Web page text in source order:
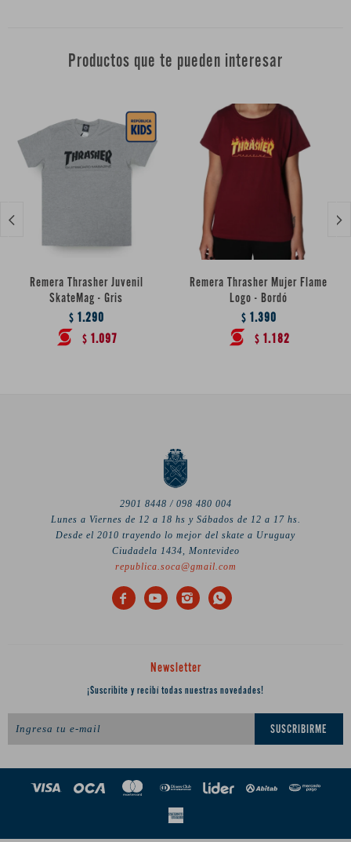
Productos que te pueden interesar
Remera Thrasher Juvenil
SkateMag - Gris
$ 1.290
$ 1.097
Remera Thrasher Mujer Flame
Logo - Bordó
$ 1.390
$ 1.182
 
2901 8448 / 098 480 004
Lunes a Viernes de 12 a 18 hs y Sábados de 12 a 17 hs.
Desde el 2010 trayendo lo mejor del skate a Uruguay
Ciudadela 1434, Montevideo
republica.soca@gmail.com
   
Newsletter
¡Suscribite y recibí todas nuestras novedades!
SUSCRIBIRME